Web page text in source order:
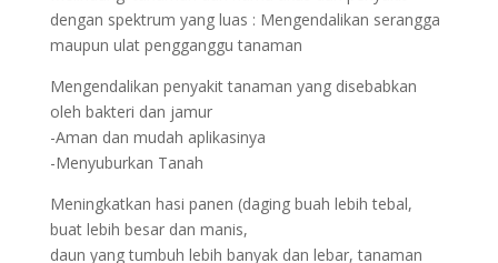
dengan spektrum yang luas : Mengendalikan serangga
maupun ulat pengganggu tanaman
Mengendalikan penyakit tanaman yang disebabkan
oleh bakteri dan jamur
-Aman dan mudah aplikasinya
-Menyuburkan Tanah
Meningkatkan hasi panen (daging buah lebih tebal,
buat lebih besar dan manis,
daun yang tumbuh lebih banyak dan lebar, tanaman